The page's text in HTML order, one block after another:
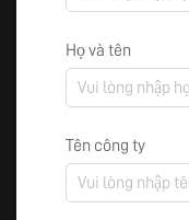
Họ và tên
Tên công ty